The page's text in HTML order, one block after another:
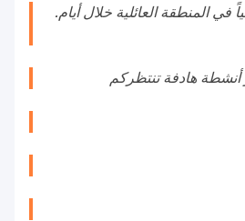
.نتطلع للترحيب بكم يومياً في المنطقة العائلية خلال أيام
أنشطة هادفة تنتظركم